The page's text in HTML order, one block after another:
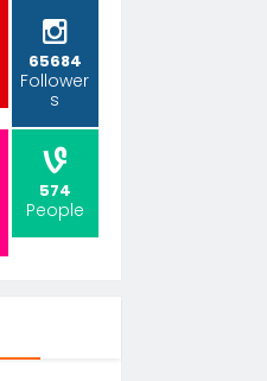
65684
Follower
s
574
People